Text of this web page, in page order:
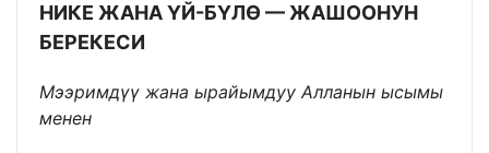
НИКЕ ЖАНА ҮЙ-БҮЛӨ — ЖАШООНУН
БЕРЕКЕСИ
Мээримдүү жана ырайымдуу Алланын ысымы
менен